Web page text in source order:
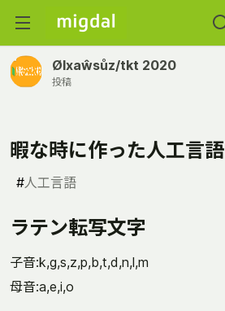
Ølxaŵsůz/tkt 2020
投稿
暇な時に作った人工言語
#人工言語
ラテン転写文字
子音:k,g,s,z,p,b,t,d,n,l,m
母音:a,e,i,o